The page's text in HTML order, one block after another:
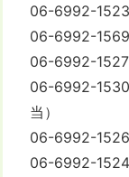
06-6992-1523
06-6992-1569
06-6992-1527
06-6992-1530
当）
06-6992-1526
06-6992-1524